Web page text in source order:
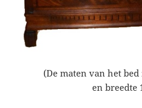
(De maten van het
en breedte